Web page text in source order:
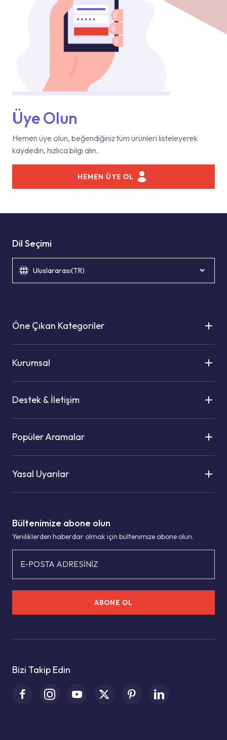
Üye Olun
Hemen üye olun, beğendiğiniz tüm ürünleri listeleyerek
kaydedin, hızlıca bilgi alın.
HEMEN ÜYE OL
Bültenimize abone olun
Yeniliklerden haberdar olmak için bültenimize abone olun.
E-POSTA ADRESİNİZ
ABONE OL
Bizi Takip Edin
Dil Seçimi
Uluslararası(TR)
Öne Çıkan Kategoriler
Kurumsal
Destek & İletişim
Popüler Aramalar
Yasal Uyarılar